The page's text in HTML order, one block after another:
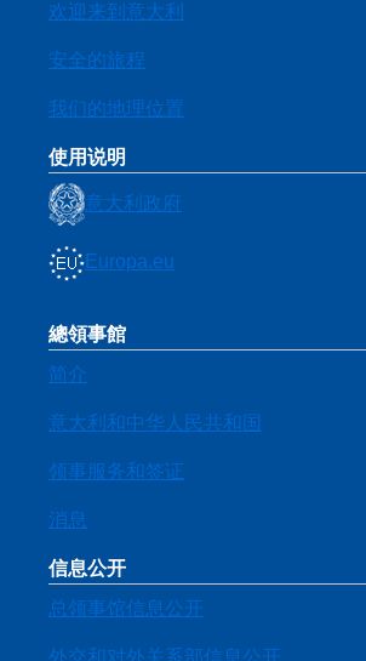
欢迎来到意大利
安全的旅程
我们的地理位置
使用说明
意大利政府
Europa.eu
總領事館
简介
意大利和中华人民共和国
领事服务和签证
消息
信息公开
总领事馆信息公开
外交和对外关系部信息公开